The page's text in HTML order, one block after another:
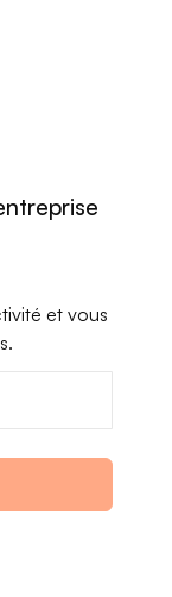
et vous